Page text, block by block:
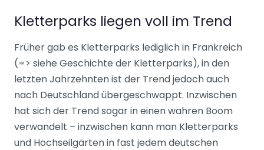
Kletterparks liegen voll im Trend
Früher gab es Kletterparks lediglich in Frankreich
(=> siehe Geschichte der Kletterparks), in den
letzten Jahrzehnten ist der Trend jedoch auch
nach Deutschland übergeschwappt. Inzwischen
hat sich der Trend sogar in einen wahren Boom
verwandelt – inzwischen kann man Kletterparks
und Hochseilgärten in fast jedem deutschen